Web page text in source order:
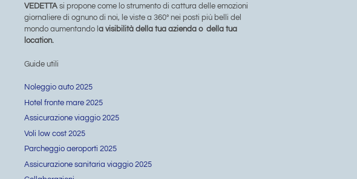
VEDETTA si propone come lo strumento di cattura delle emozioni
giornaliere di ognuno di noi, le viste a 360° nei posti più belli del
mondo aumentando l a visibilità della tua azienda o della tua
location.
Guide utili
Noleggio auto 2025
Hotel fronte mare 2025
Assicurazione viaggio 2025
Voli low cost 2025
Parcheggio aeroporti 2025
Assicurazione sanitaria viaggio 2025